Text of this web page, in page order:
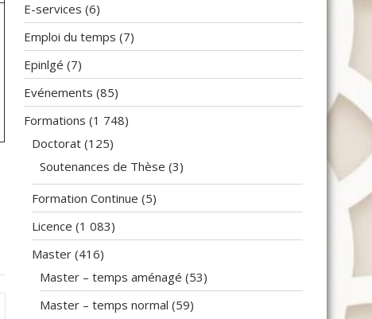
E-services (6)
Emploi du temps (7)
Epinlgé (7)
Evénements (85)
Formations (1 748)
Doctorat (125)
Soutenances de Thèse (3)
Formation Continue (5)
Licence (1 083)
Master (416)
Master – temps aménagé (53)
Master – temps normal (59)